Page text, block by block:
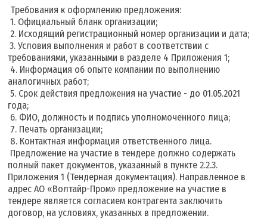
Требования к оформлению предложения:
1. Официальный бланк организации;
2. Исходящий регистрационный номер организации и дата;
3. Условия выполнения и работ в соответствии с
требованиями, указанными в разделе 4 Приложения 1;
4. Информация об опыте компании по выполнению
аналогичных работ;
5. Срок действия предложения на участие - до 01.05.2021
года;
6. ФИО, должность и подпись уполномоченного лица;
7. Печать организации;
8. Контактная информация ответственного лица.
Предложение на участие в тендере должно содержать
полный пакет документов, указанный в пункте 2.2.3.
Приложения 1 (Тендерная документация). Направленное в
адрес АО «Волтайр-Пром» предложение на участие в
тендере является согласием контрагента заключить
договор, на условиях, указанных в предложении.